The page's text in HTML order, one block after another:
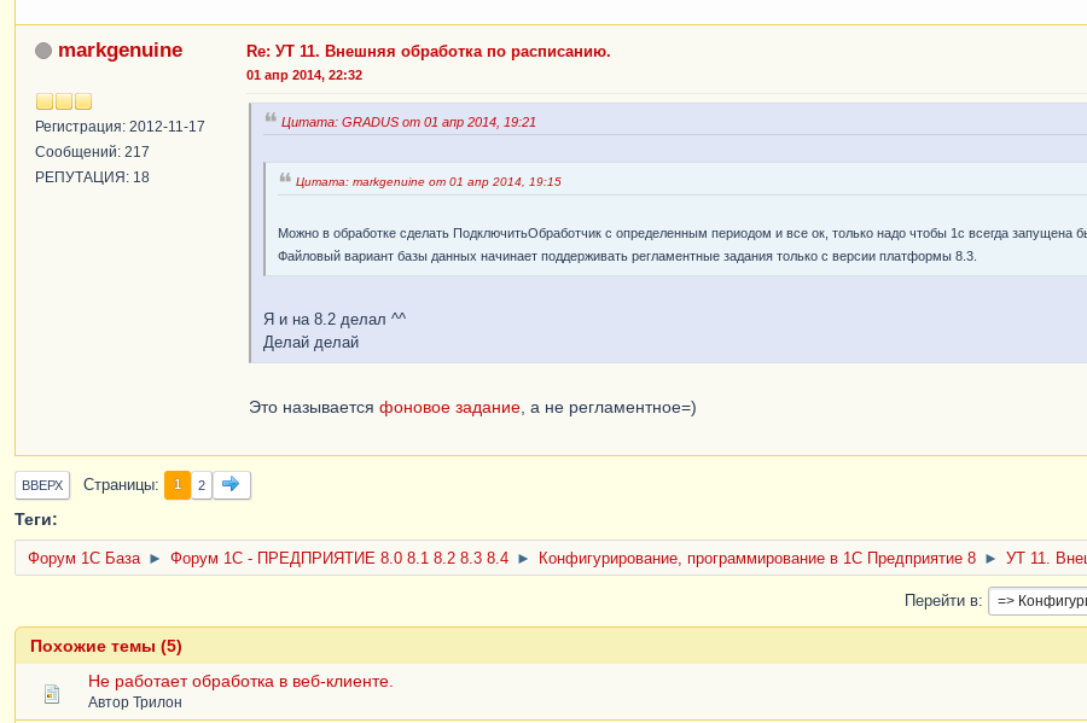
markgenuine
Регистрация: 2012-11-17
Сообщений: 217
РЕПУТАЦИЯ: 18
Re: УТ 11. Внешняя обработка по расписанию.
01 апр 2014, 22:32
Цитата: GRADUS от 01 апр 2014, 19:21
Цитата: markgenuine от 01 апр 2014, 19:15
Можно в обработке сделать ПодключитьОбработчик с определенным периодом и все ок, только надо чтобы 1с всегда запущена
Файловый вариант базы данных начинает поддерживать регламентные задания только с версии платформы 8.3.
Я и на 8.2 делал ^^
Делай делай
Это называется фоновое задание , а не регламентное=)
ВВЕРХ Страницы 1 2
Теги:
Форум 1C База ► Форум 1С - ПРЕДПРИЯТИЕ 8.0 8.1 8.2 8.3 8.4 ► Конфигурирование, программирование в 1С Предприятие 8 ► УТ 11.
Перейти в
Похожие темы (5)
Не работает обработка в веб-клиенте.
Автор Трилон